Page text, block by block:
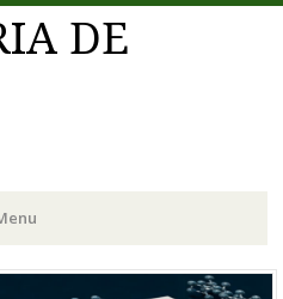
DE